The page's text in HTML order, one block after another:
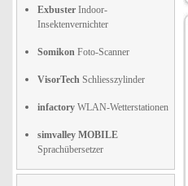
Exbuster Indoor-
Insektenvernichter
Somikon Foto-Scanner
VisorTech Schliesszylinder
infactory WLAN-Wetterstationen
simvalley MOBILE
Sprachübersetzer